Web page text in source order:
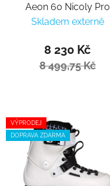
Aeon 60 Nicoly Pro
Skladem externě
8 230 Kč
8 499,75 Kč
VÝPRODEJ
DOPRAVA ZDARMA